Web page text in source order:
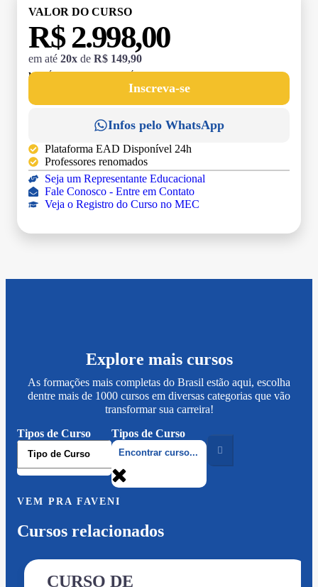
VALOR DO CURSO
R$ 2.998,00
em até 20x de R$ 149,90
MATRÍCULA:
Inscreva-se
Infos pelo WhatsApp
Plataforma EAD Disponível 24h
Professores renomados
Seja um Representante Educacional
Fale Conosco - Entre em Contato
Veja o Registro do Curso no MEC
Explore mais cursos
As formações mais completas do Brasil estão aqui, escolha
dentre mais de 1000 cursos em diversas categorias que vão
transformar sua carreira!
Tipos de Curso
Tipos de Curso
VEM PRA FAVENI
Cursos relacionados
CURSO DE